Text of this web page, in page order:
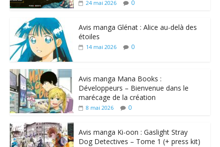
24 mai 2026 0
Avis manga Glénat : Alice au-delà des
étoiles
14 mai 2026 0
Avis manga Mana Books :
Développeurs – Bienvenue dans le
marécage de la création
8 mai 2026 0
Avis manga Ki-oon : Gaslight Stray
Dog Detectives – Tome 1 (+ press kit)